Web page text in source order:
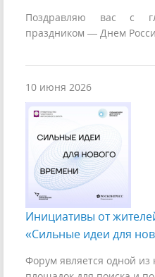
Поздравляю вас с
праздником — Днем
10 июня 2026
Инициативы от
«Сильные идеи для
Форум является одной